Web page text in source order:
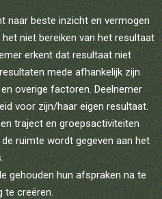
naar beste inzicht en vermogen
niet bereiken van het resultaat
erkent dat resultaat niet
mede afhankelijk zijn
overige factoren. Deelnemer
voor zijn/haar eigen resultaat.
traject en groepsactiviteiten
ruimte wordt gegeven aan het
gehouden hun afspraken na te
te creëren.